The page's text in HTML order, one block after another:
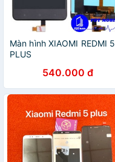
Màn hình XIAOMI REDMI 5
PLUS
540.000 đ